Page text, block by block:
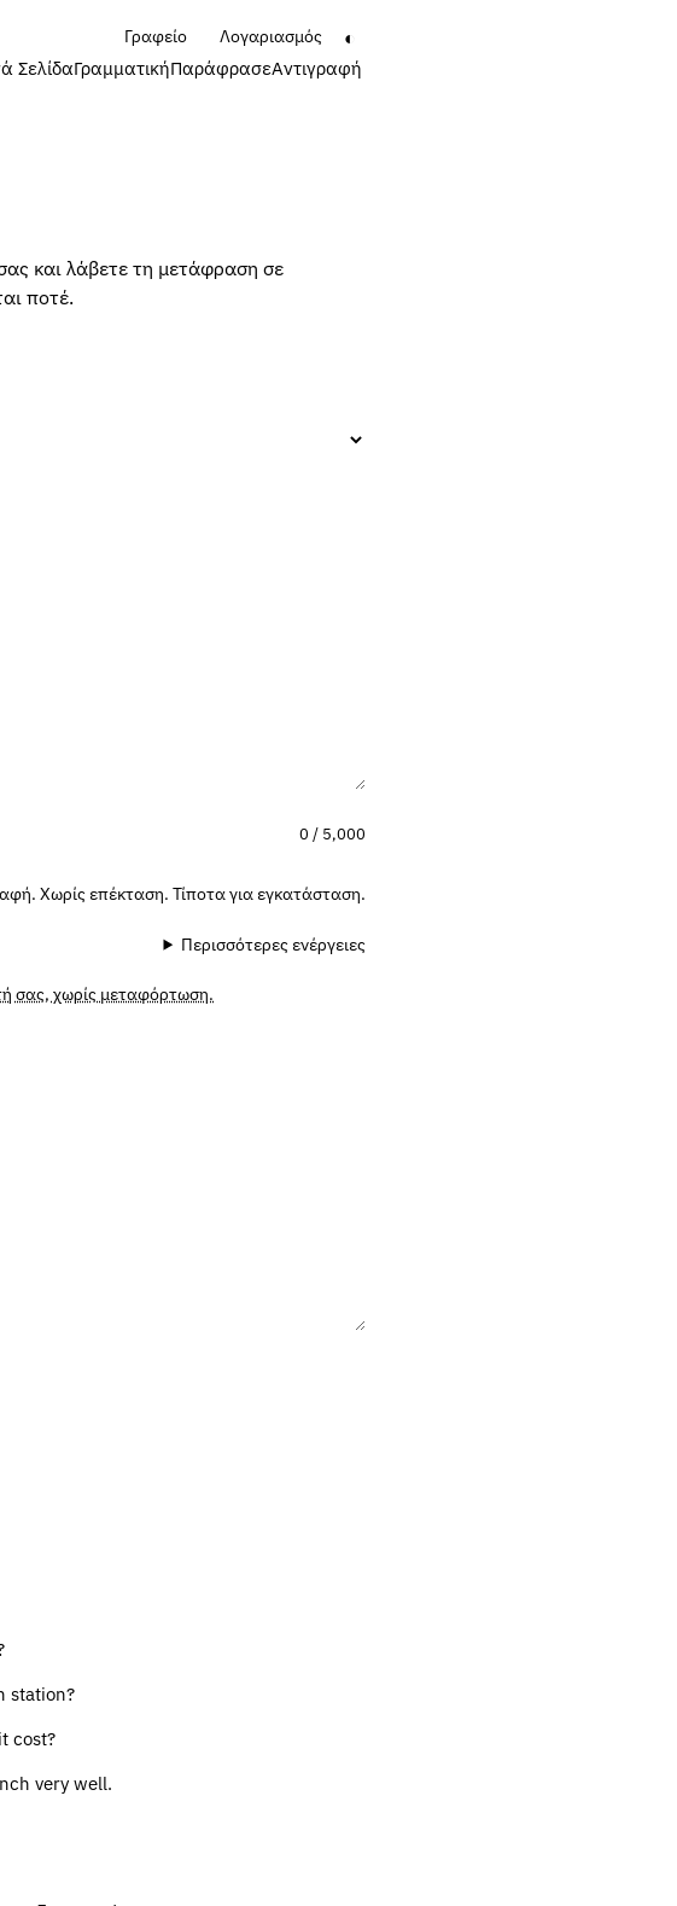
Γραφείο Λογαριασμός ◐
ΣελίδαΓραμματικήΠαράφρασεΑντιγραφή
και λάβετε τη μετάφραση σε
ποτέ.
0 / 5,000
Χωρίς επέκταση. Τίποτα για εγκατάσταση.
Περισσότερες ενέργειες
σας, χωρίς μεταφόρτωση.
station?
cost?
very well.